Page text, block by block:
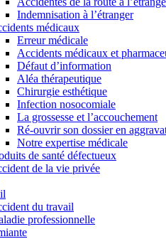
Indemnisation à l’étranger
médicaux
Erreur médicale
Accidents médicaux et
Défaut d’information
Aléa thérapeutique
Chirurgie esthétique
Infection nosocomiale
La grossesse et l’accouchement
Ré-ouvrir son dossier en
Notre expertise médicale
de santé défectueux
de la vie privée
du travail
professionnelle